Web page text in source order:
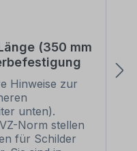
(350 mm
Hinweise zur
unten).
Norm stellen
für Schilder